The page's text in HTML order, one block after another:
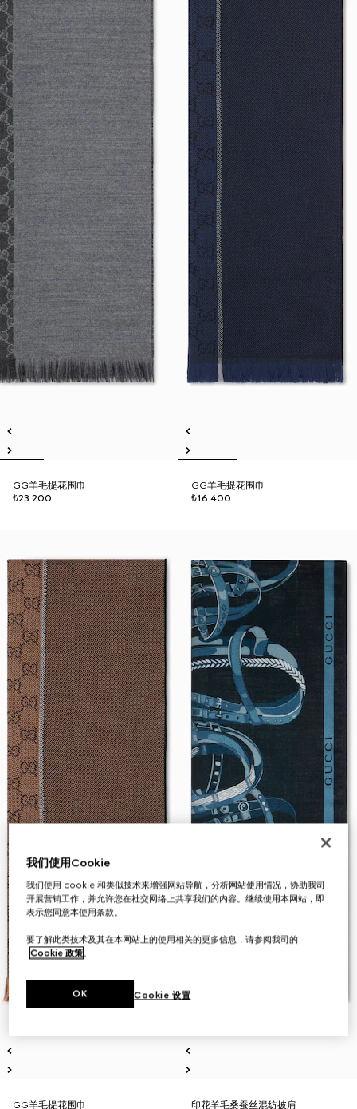
GG羊毛提花围巾
₺23.200
GG羊毛提花围巾
₺16.400
GG羊毛提花围巾
印花羊毛桑蚕丝混纺披肩
我们使用Cookie
我们使用 cookie 和类似技术来增强网站导航，分析网站使用情况，协助我司
开展营销工作，并允许您在社交网络上共享我们的内容。继续使用本网站，即
表示您同意本使用条款。
要了解此类技术及其在本网站上的使用相关的更多信息，请参阅我司的
Cookie 政策。
Cookie 设置
OK